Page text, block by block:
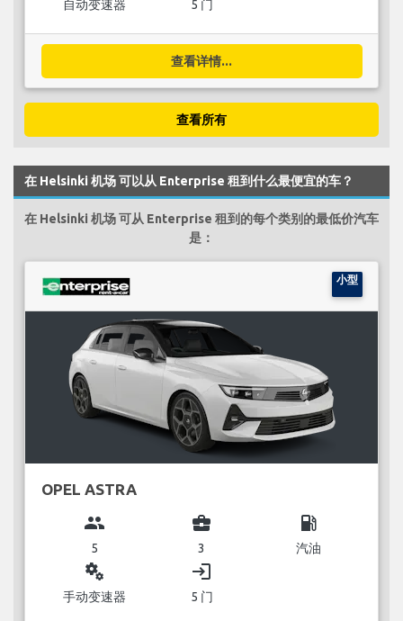
自动变速器 5 门
查看详情...
查看所有
在 Helsinki 机场 可以从 Enterprise 租到什么最便宜的车？
在 Helsinki 机场 可从 Enterprise 租到的每个类别的最低价汽车
是：
小型
OPEL ASTRA
group
5
business_center
3
local_gas_station
汽油
miscellaneous_services
手动变速器
login
5 门